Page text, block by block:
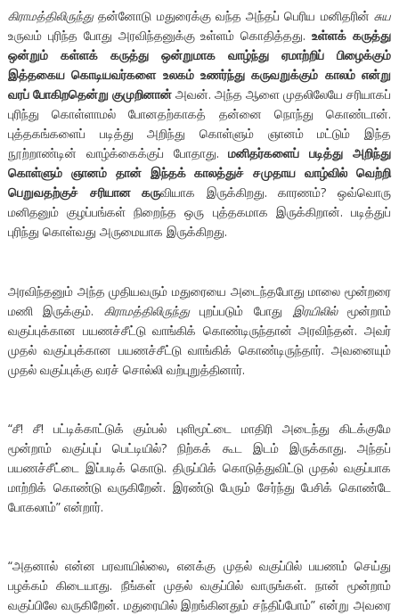
கிராமத்திலிருந்துதன்னோடு மதுரைக்கு வந்த அந்தப் பெரிய மனிதரின்சுய
உருவம் புரிந்த போது அரவிந்தனுக்கு உள்ளம் கொதித்தது.உள்ளக் கருத்து
ஒன்றும் கள்ளக் கருத்து ஒன்றுமாக வாழ்ந்து ஏமாற்றிப் பிழைக்கும்
இத்தகைய கொடியவர்களை உலகம் உணர்ந்து கருவறுக்கும் காலம் என்று
வரப் போகிறதென்று குமுறினான்அவன். அந்த ஆளை முதலிலேயே சரியாகப்
புரிந்து கொள்ளாமல் போனதற்காகத் தன்னை நொந்து கொண்டான்.
புத்தகங்களைப் படித்து அறிந்து கொள்ளும் ஞானம் மட்டும் இந்த
நூற்றாண்டின் வாழ்க்கைக்குப் போதாது.மனிதர்களைப் படித்து அறிந்து
கொள்ளும் ஞானம் தான் இந்தக் காலத்துச் சமுதாய வாழ்வில் வெற்றி
பெறுவதற்குச் சரியான கருவியாக இருக்கிறது. காரணம்? ஒவ்வொரு
மனிதனும் குழப்பங்கள் நிறைந்த ஒரு புத்தகமாக இருக்கிறான். படித்துப்
புரிந்து கொள்வது அருமையாக இருக்கிறது.
அரவிந்தனும் அந்த முதியவரும் மதுரையை அடைந்தபோது மாலை மூன்றரை
மணி இருக்கும். கிராமத்திலிருந்துபுறப்படும் போது இரயிலில்மூன்றாம்
வகுப்புக்கான பயணச்சீட்டு வாங்கிக் கொண்டிருந்தான் அரவிந்தன். அவர்
முதல் வகுப்புக்கான பயணச்சீட்டு வாங்கிக் கொண்டிருந்தார். அவனையும்
முதல் வகுப்புக்கு வரச் சொல்லி வற்புறுத்தினார்.
“சீ! சீ! பட்டிக்காட்டுக் கும்பல் புளிமூட்டை மாதிரி அடைந்து கிடக்குமே
மூன்றாம் வகுப்புப் பெட்டியில்? நிற்கக் கூட இடம் இருக்காது. அந்தப்
பயணச்சீட்டை இப்படிக் கொடு. திருப்பிக் கொடுத்துவிட்டு முதல் வகுப்பாக
மாற்றிக் கொண்டு வருகிறேன். இரண்டு பேரும் சேர்ந்து பேசிக் கொண்டே
போகலாம்” என்றார்.
“அதனால் என்ன பரவாயில்லை, எனக்கு முதல் வகுப்பில் பயணம் செய்து
பழக்கம் கிடையாது. நீங்கள் முதல் வகுப்பில் வாருங்கள். நான் மூன்றாம்
வகுப்பிலே வருகிறேன். மதுரையில் இறங்கினதும் சந்திப்போம்” என்று அவரை